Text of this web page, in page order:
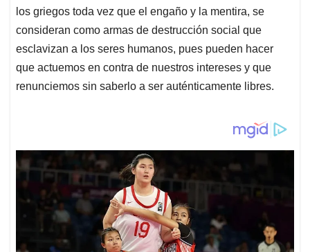
los griegos toda vez que el engaño y la mentira, se
consideran como armas de destrucción social que
esclavizan a los seres humanos, pues pueden hacer
que actuemos en contra de nuestros intereses y que
renunciemos sin saberlo a ser auténticamente libres.